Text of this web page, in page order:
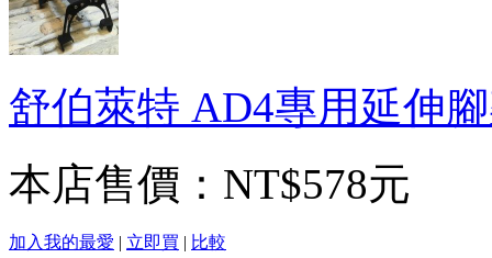
舒伯萊特 AD4專用延伸
本店售價： NT$578元
加入我的最愛 | 立即買 | 比較